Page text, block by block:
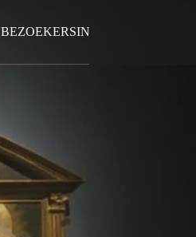
BEZOEKERSINFORMATIE